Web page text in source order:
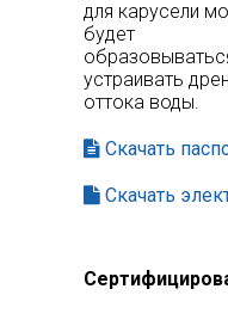
для карусели
будет
устраивать
оттока воды.
Скачать
Скачать